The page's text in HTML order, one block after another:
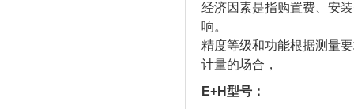
经济因素是指购置费、安
响。
精度等级和功能根据测量
计量的场合，
E+H型号：